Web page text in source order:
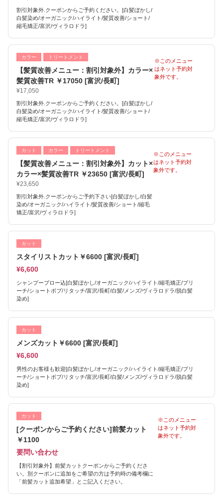
割引対象外.クーポンからご予約ください。[白髪ぼかし/
白髪染め/オーガニック/ハイライト/髪質改善/ショート/
縮毛矯正/富沢/ヴィラロドラ]
カラー トリートメント
【髪質改善メニュー：割引対象外】カラー×
髪質改善TR ￥17050 [富沢/長町]
¥17,050
割引対象外.クーポンからご予約ください。[白髪ぼかし/
白髪染め/オーガニック/ハイライト/髪質改善/ショート/
縮毛矯正/富沢/ヴィラロドラ]
※このメニュー
はネット予約対
象外です。
カット カラー トリートメント
【髪質改善メニュー：割引対象外】カット×
カラー×髪質改善TR ￥23650 [富沢/長町]
¥23,650
割引対象外.クーポンからご予約下さい[白髪ぼかし/白髪
染め/オーガニック/ハイライト/髪質改善/ショート/縮毛
矯正/富沢/ヴィラロドラ]
※このメニュー
はネット予約対
象外です。
カット
スタイリストカット￥6600 [富沢/長町]
¥6,600
シャンプーブロー込[白髪ぼかし/オーガニック/ハイライト/縮毛矯正/ブリ
ーチ/ショートボブ/リタッチ/富沢/長町/白髪/メンズ/ヴィラロドラ/脱白髪
染め]
カット
メンズカット￥6600 [富沢/長町]
¥6,600
男性のお客様も歓迎[白髪ぼかし/オーガニック/ハイライト/縮毛矯正/ブリ
ーチ/ショートボブ/リタッチ/富沢/長町/白髪/メンズ/ヴィラロドラ/脱白髪
染め]
カット
[クーポンからご予約ください]前髪カット
￥1100
要問い合わせ
【割引対象外】前髪カットクーポンからご予約くださ
い。別クーポンに追加をご希望の方は予約時の備考欄に
「前髪カット追加希望」とご記入ください。
※このメニュー
はネット予約対
象外です。